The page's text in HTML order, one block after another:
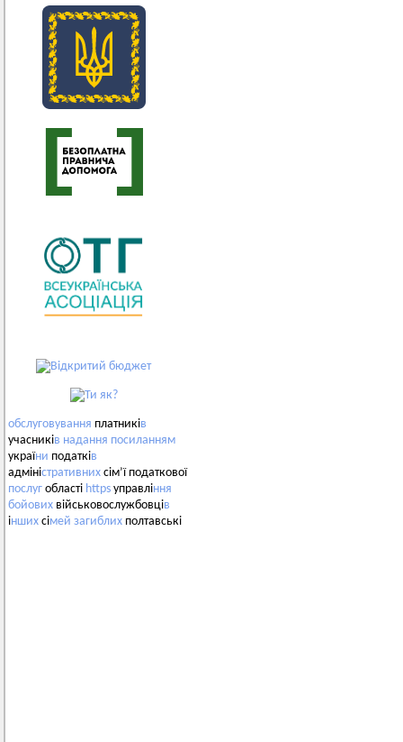
обслуговування платників
учасників надання посиланням
україни податків
адміністративних сім’ї податкової
послуг області https управління
бойових військовослужбовців
інших сімей загиблих полтавські